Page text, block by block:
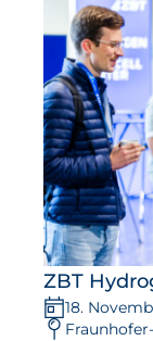
ZBT
18.